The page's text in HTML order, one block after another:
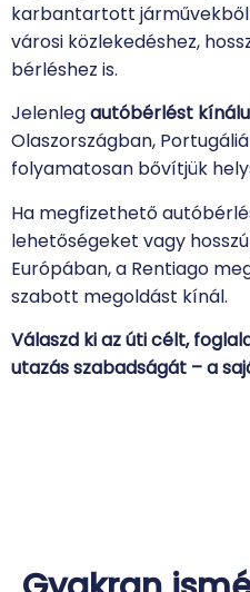
karbantartott járművekből
városi közlekedéshez,
bérléshez is.
Jelenlegautóbérlést
Olaszországban,
folyamatosan bővítjük
Ha megfizethető
lehetőségeket vagy
Európában, a Rentiago
szabott megoldást kínál.
Válaszd ki az úti célt,
utazás szabadságát – a